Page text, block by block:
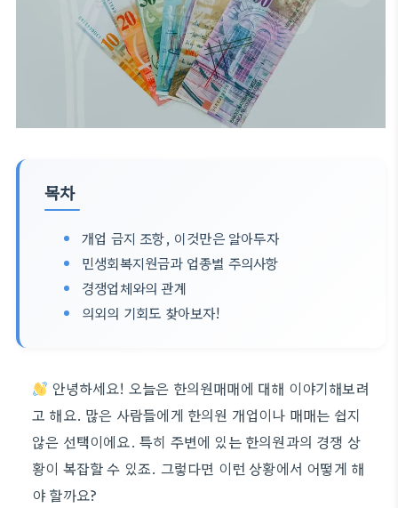
목차
개업 금지 조항, 이것만은 알아두자
민생회복지원금과 업종별 주의사항
경쟁업체와의 관계
의외의 기회도 찾아보자!
안녕하세요! 오늘은 한의원매매에 대해 이야기해보려
고 해요. 많은 사람들에게 한의원 개업이나 매매는 쉽지
않은 선택이에요. 특히 주변에 있는 한의원과의 경쟁 상
황이 복잡할 수 있죠. 그렇다면 이런 상황에서 어떻게 해
야 할까요?